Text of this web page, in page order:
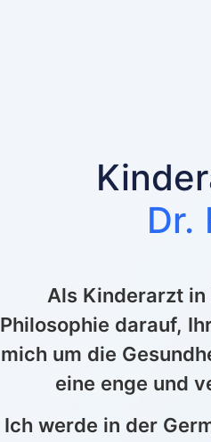
Dr.
Als Kinderarzt
Philosophie darauf,
mich um die
eine enge und
Ich werde in der